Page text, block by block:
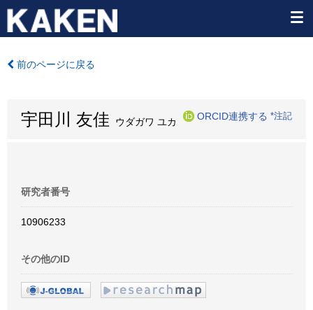
前のページに戻る
宇田川 友佳 ウダガワ ユカ
ORCID連携する *注記
研究者番号
10906233
その他のID